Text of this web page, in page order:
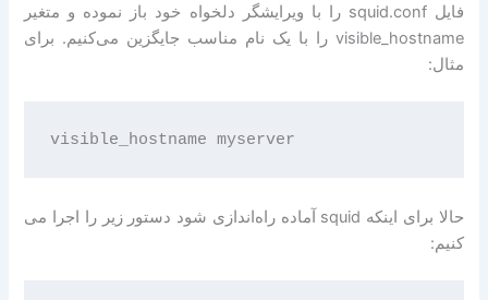
فایل squid.conf را با ویرایشگر دلخواه خود باز نموده و متغیر
visible_hostname را با یک نام مناسب جایگزین می‌کنیم. برای
مثال:
حالا برای اینكه squid آماده راه‌اندازی شود دستور زیر را اجرا می
كنیم: